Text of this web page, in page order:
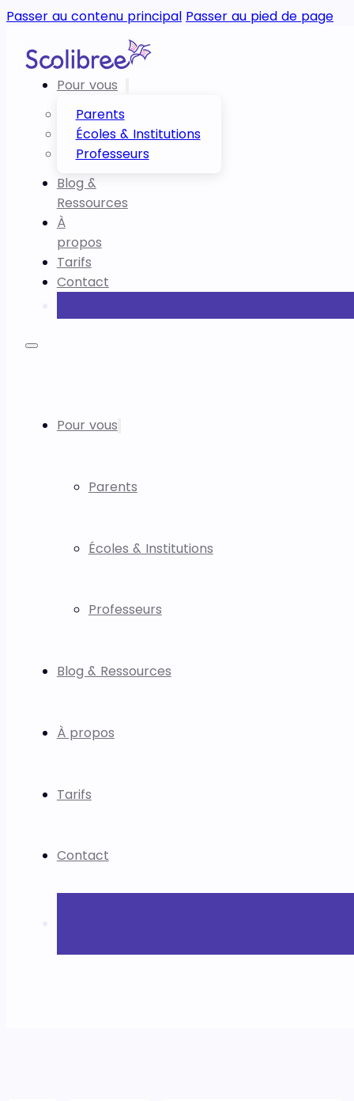
Passer au contenu principal Passer au pied de page
Pour vous
Parents
Écoles & Institutions
Professeurs
Blog &
Ressources
À
propos
Tarifs
Contact
Pour vous
Parents
Écoles & Institutions
Professeurs
Blog & Ressources
À propos
Tarifs
Contact